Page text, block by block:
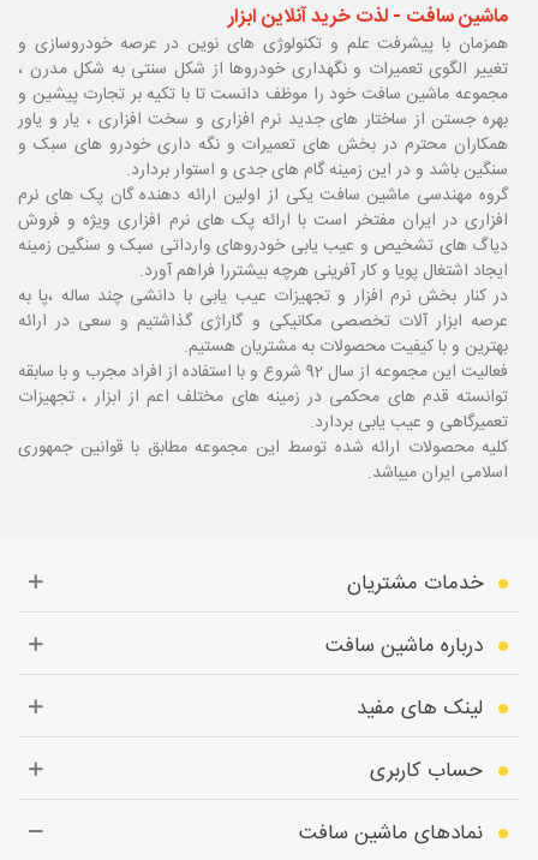
ماشین سافت - لذت خرید آنلاین ابزار
همزمان با پیشرفت علم و تکنولوژی های نوین در عرصه خودروسازی و
تغییر الگوی تعمیرات و نگهداری خودروها از شکل سنتی به شکل مدرن ،
مجموعه ماشین سافت خود را موظف دانست تا با تکیه بر تجارت پیشین و
بهره جستن از ساختار های جدید نرم افزاری و سخت افزاری ، یار و یاور
همکاران محترم در بخش های تعمیرات و نگه داری خودرو های سبک و
سنگین باشد و در این زمینه گام های جدی و استوار بردارد.
گروه مهندسی ماشین سافت یکی از اولین ارائه دهنده گان پک های نرم
افزاری در ایران مفتخر است با ارائه پک های نرم افزاری ویژه و فروش
دیاگ های تشخیص و عیب یابی خودروهای وارداتی سبک و سنگین زمینه
ایجاد اشتغال پویا و کار آفرینی هرچه بیشتررا فراهم آورد.
در کنار بخش نرم افزار و تجهیزات عیب یابی با دانشی چند ساله ،پا به
عرصه ابزار آلات تخصصی مکانیکی و گاراژی گذاشتیم و سعی در ارائه
بهترین و با کیفیت محصولات به مشتریان هستیم.
فعالیت این مجموعه از سال 92 شروع و با استفاده از افراد مجرب و با سابقه
توانسته قدم های محکمی در زمینه های مختلف اعم از ابزار ، تجهیزات
تعمیرگاهی و عیب یابی بردارد.
کلیه محصولات ارائه شده توسط این مجموعه مطابق با قوانین جمهوری
اسلامی ایران میباشد.
خدمات مشتریان
درباره ماشین سافت
لینک های مفید
حساب کاربری
نمادهای ماشین سافت